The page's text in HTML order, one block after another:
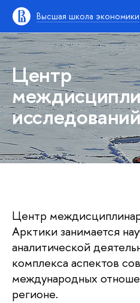
Высшая школа экономики
Центр
Центр
Арктики занимается
аналитической
комплекса аспектов
международных
регионе.